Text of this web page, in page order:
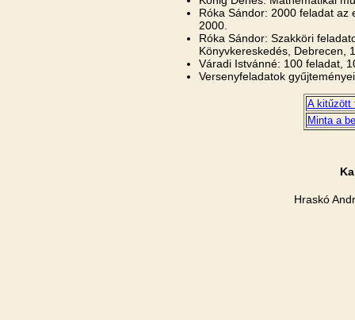
Róka Sándor: 2000 feladat az
2000.
Róka Sándor: Szakköri
Könyvkereskedés, Debrecen,
Váradi Istvánné: 100 feladat,
Versenyfeladatok
A kitűzött
Minta a
Hraskó